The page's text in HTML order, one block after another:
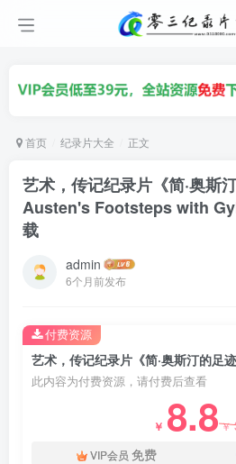
首页 纪录片大全 正文
艺术，传记纪录片《简·奥斯
Austen's Footsteps with
载
admin
6个月前发布
此内容为付费资源，请付费后查看
￥ 8.8￥
VIP会员 免费
付费资源